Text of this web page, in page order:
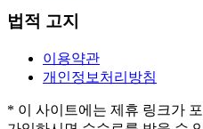
법적 고지
이용약관
개인정보처리방침
* 이 사이트에는 제휴 링크가